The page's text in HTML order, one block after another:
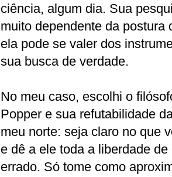
ciência, algum dia. Sua
muito dependente da postura
ela pode se valer dos
sua busca de verdade.
No meu caso, escolhi o
Popper e sua refutabilidade
meu norte: seja claro no que
e dê a ele toda a liberdade
errado. Só tome como